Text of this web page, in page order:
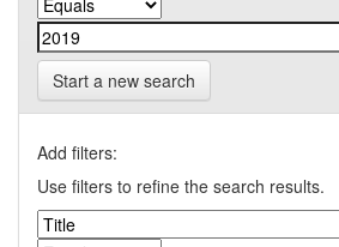
Start a new search
Add filters:
Use filters to refine the search results.